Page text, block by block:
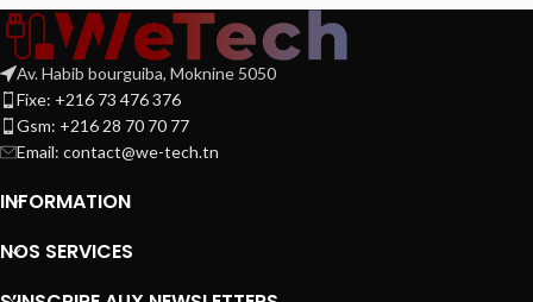
Av. Habib bourguiba, Moknine 5050
Fixe: +216 73 476 376
Gsm: +216 28 70 70 77
Email: contact@we-tech.tn
INFORMATION
NOS SERVICES